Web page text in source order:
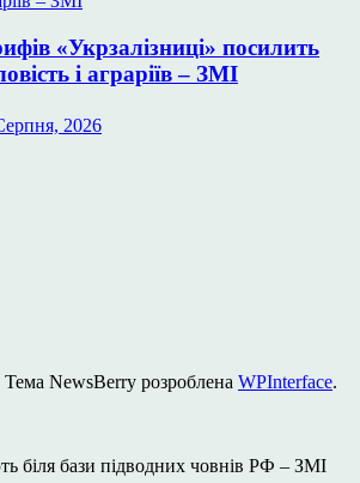
«Укрзалізниці» посилить
і аграріїв – ЗМІ
2026
NewsBerry розроблена WPInterface.
біля бази підводних човнів РФ – ЗМІ